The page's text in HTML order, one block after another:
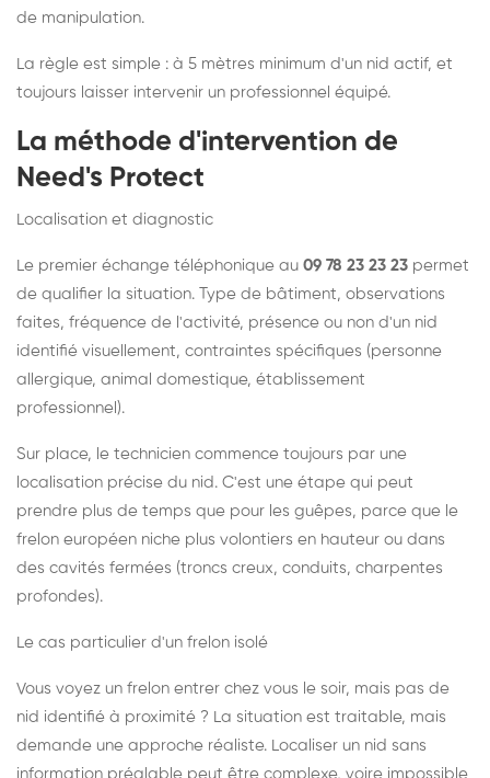
de manipulation.
La règle est simple : à 5 mètres minimum d'un nid actif, et
toujours laisser intervenir un professionnel équipé.
La méthode d'intervention de
Need's Protect
Localisation et diagnostic
Le premier échange téléphonique au 09 78 23 23 23 permet
de qualifier la situation. Type de bâtiment, observations
faites, fréquence de l'activité, présence ou non d'un nid
identifié visuellement, contraintes spécifiques (personne
allergique, animal domestique, établissement
professionnel).
Sur place, le technicien commence toujours par une
localisation précise du nid. C'est une étape qui peut
prendre plus de temps que pour les guêpes, parce que le
frelon européen niche plus volontiers en hauteur ou dans
des cavités fermées (troncs creux, conduits, charpentes
profondes).
Le cas particulier d'un frelon isolé
Vous voyez un frelon entrer chez vous le soir, mais pas de
nid identifié à proximité ? La situation est traitable, mais
demande une approche réaliste. Localiser un nid sans
information préalable peut être complexe, voire impossible